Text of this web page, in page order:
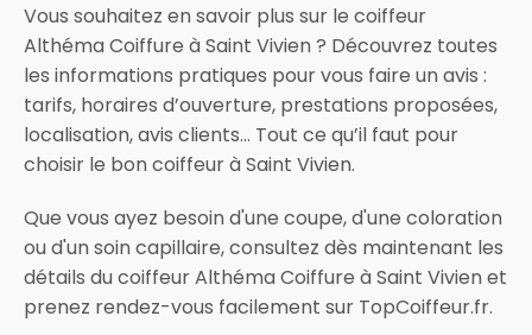
Vous souhaitez en savoir plus sur le coiffeur
Althéma Coiffure à Saint Vivien ? Découvrez toutes
les informations pratiques pour vous faire un avis :
tarifs, horaires d’ouverture, prestations proposées,
localisation, avis clients… Tout ce qu’il faut pour
choisir le bon coiffeur à Saint Vivien.
Que vous ayez besoin d'une coupe, d'une coloration
ou d'un soin capillaire, consultez dès maintenant les
détails du coiffeur Althéma Coiffure à Saint Vivien et
prenez rendez-vous facilement sur TopCoiffeur.fr.